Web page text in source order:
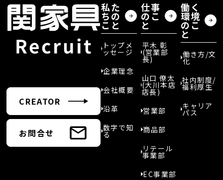
CREATOR
お問合せ
私た
ちの
こと
トップメ
ッセージ
企業理念
会社概要
沿革
数字で知
る
仕事
のこ
と
平木 彰
(営業部
長)
山口 僚太
(大川本店
店長)
営業部
商品部
リテール
事業部
EC事業部
働く
環境
のこ
と
働き方/文
化
社内制度/
福利厚生
キャリア
パス